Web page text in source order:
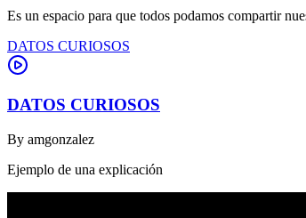
Es un espacio para que todos podamos compartir
DATOS CURIOSOS
DATOS CURIOSOS
By amgonzalez
Ejemplo de una explicación